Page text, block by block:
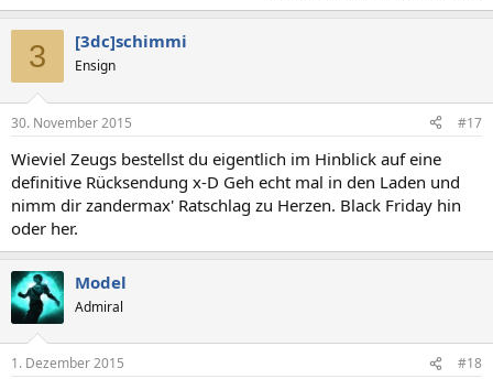
3 [3dc]schimmi
Ensign
30. November 2015 #17
Wieviel Zeugs bestellst du eigentlich im Hinblick auf eine
definitive Rücksendung x-D Geh echt mal in den Laden und
nimm dir zandermax' Ratschlag zu Herzen. Black Friday hin
oder her.
Model
Admiral
1. Dezember 2015 #18